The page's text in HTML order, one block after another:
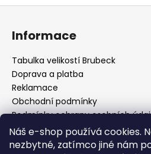
Náš e-shop používá cookies.
nezbytné, zatímco jiné nám
Z
Informace
Tabulka velikostí Brubeck
Doprava a platba
Reklamace
Obchodní podmínky
Podmínky ochrany osobních
Odstoupení od smlouvy
Cookies